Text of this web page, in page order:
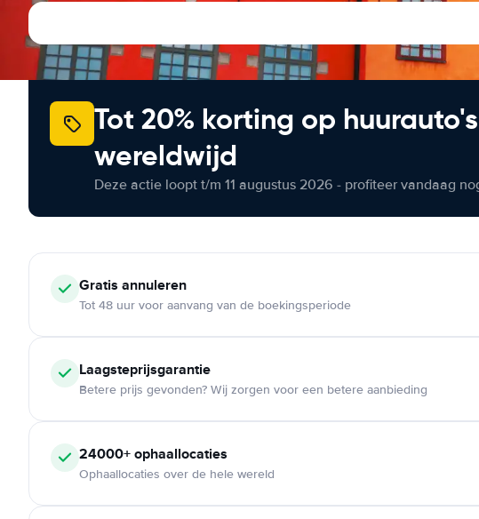
Tot 20% korting op huurauto's
wereldwijd
Deze actie loopt t/m 11 augustus 2026 - profiteer vandaag
Gratis annuleren
Tot 48 uur voor aanvang van de boekingsperiode
Laagsteprijsgarantie
Betere prijs gevonden? Wij zorgen voor een betere aanbieding
24000+ ophaallocaties
Ophaallocaties over de hele wereld